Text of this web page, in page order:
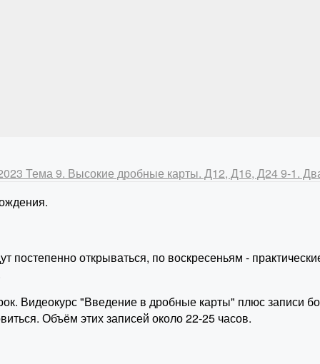
Тема 9. Высокие дробные карты. Д12, Д16, Д249-1.
открываться, по воскресеньям -
Видеокурс "Введение в дробные карты" плюс записи
Объём этих записей около 22-25 часов.